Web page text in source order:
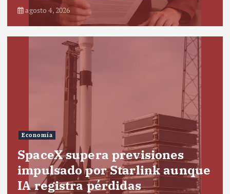
agosto 4, 2026
Economía
SpaceX supera previsiones
impulsado por Starlink aunque
IA registra pérdidas